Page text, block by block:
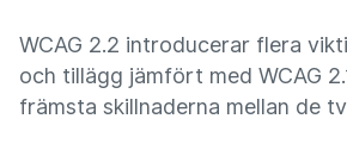
WCAG 2.2 introducerar flera
och tillägg jämfört med WCAG
främsta skillnaderna mellan de